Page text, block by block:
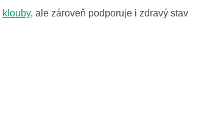
klouby, ale zároveň podporuje i zdravý stav